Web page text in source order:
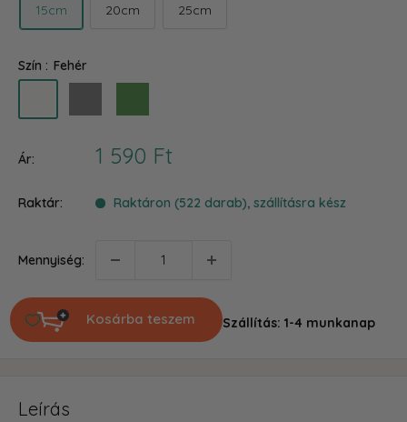
15cm
20cm 25cm
Szín : Fehér
zöld
Ár:
Akciós
1 590 Ft
Raktár: Raktáron (522 darab), szállításra kész
Mennyiség:
Kosárba teszem Szállítás: 1-4 munkanap
Leírás